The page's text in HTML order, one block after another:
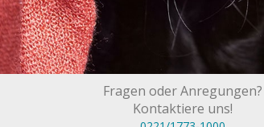
Fragen oder Anregungen?
Kontaktiere uns!